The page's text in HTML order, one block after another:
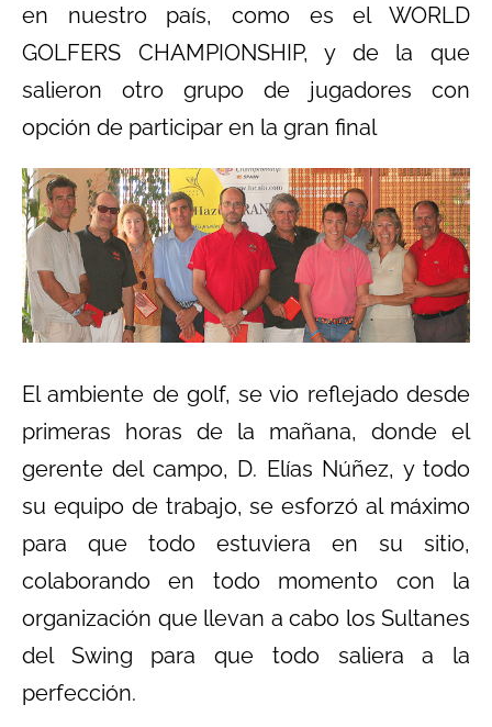
en nuestro país, como es el WORLD
GOLFERS CHAMPIONSHIP, y de la que
salieron otro grupo de jugadores con
opción de participar en la gran final
El ambiente de golf, se vio reflejado desde
primeras horas de la mañana, donde el
gerente del campo, D. Elías Núñez, y todo
su equipo de trabajo, se esforzó al máximo
para que todo estuviera en su sitio,
colaborando en todo momento con la
organización que llevan a cabo los Sultanes
del Swing para que todo saliera a la
perfección.